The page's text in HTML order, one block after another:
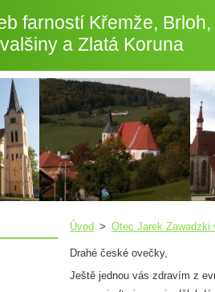
farností Křemže, Brloh,
a Zlatá Koruna
Úvod > Otec Jarek Zawadzki
Drahé české ovečky,
Ještě jednou vás zdravím z